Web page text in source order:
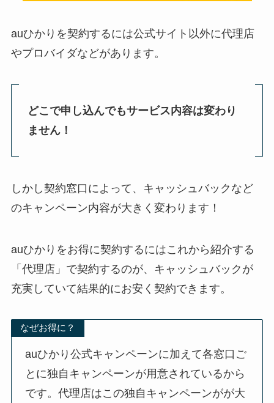
auひかりを契約するには公式サイト以外に代理店
やプロバイダなどがあります。
どこで申し込んでもサービス内容は変わり
ません！
しかし契約窓口によって、 キャッシュバックなど
のキャンペーン内容が大きく変わります！
auひかりをお得に契約するにはこれから紹介する
「 代理店」で契約するのが、キャッシュバックが
充実していて結果的にお安く契約できます。
なぜお得に？
auひかり公式キャンペーンに加えて各窓口ご
とに独自キャンペーンが用意されているから
です。代理店はこの独自キャンペーンがが大